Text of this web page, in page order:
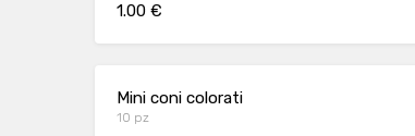
1.00 €
Mini coni colorati
10 pz